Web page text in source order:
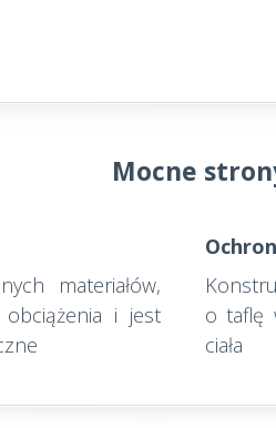
Mocne
materiałów,
i jest
o taflę
ciała